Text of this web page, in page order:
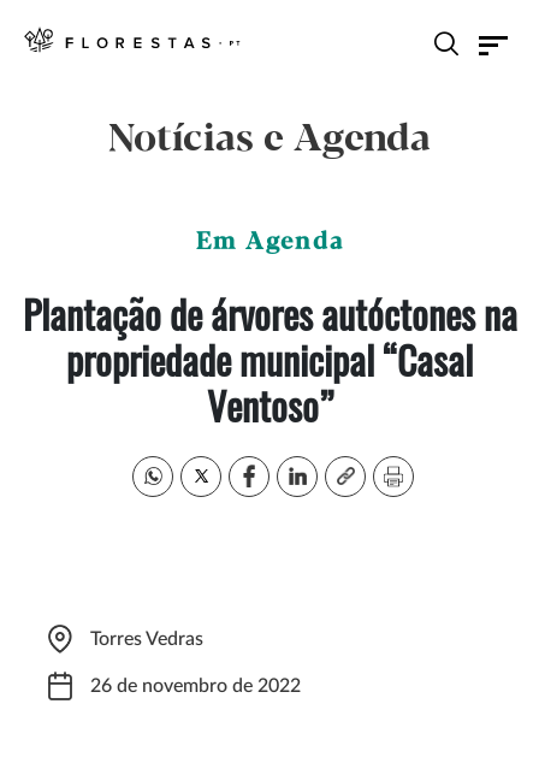
Notícias e Agenda
Em Agenda
Plantação de árvores autóctones na
propriedade municipal “Casal
Ventoso”
Torres Vedras
26 de novembro de 2022